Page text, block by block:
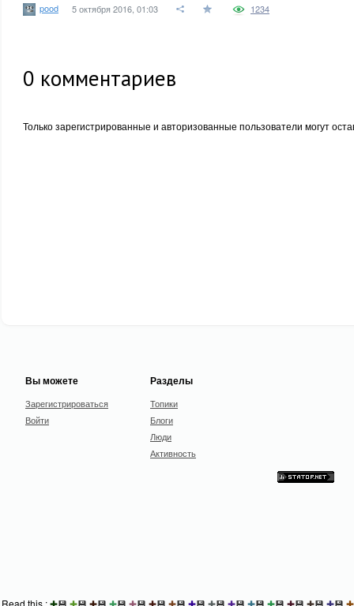
pood 5 октября 2016, 01:03 1234
0 комментариев
Только зарегистрированные и авторизованные пользователи могут
Вы можете
Зарегистрироваться
Войти
Разделы
Топики
Блоги
Люди
Активность
Read this :✚💾 ✚💾 ✚💾 ✚💾 ✚💾 ✚💾 ✚💾 ✚💾 ✚💾 ✚💾 ✚💾 ✚💾 ✚💾 ✚💾 ✚💾 ✚